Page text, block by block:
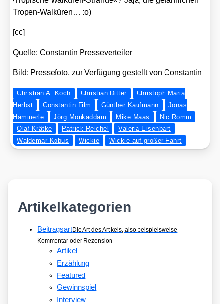
Tro­pen-Wal­kü­ren… :o)
[cc]
Quel­le: Con­stan­tin Pres­se­ver­tei­ler
Bild: Pres­se­fo­to, zur Ver­fü­gung gestellt von Con­stan­tin
Christian A. Koch Christian Ditter
Christoph Maria
Herbst
Constantin Film Günther Kaufmann
Jonas
Hämmerle
Jörg Moukaddam Mike Maas
Nic Romm
Olaf Krätke
Patrick Reichel
Valeria Eisenbart
Waldemar Kobus
Wickie Wickie auf großer Fahrt
Artikelkategorien
BeitragsartDie Art des Artikels, also beispielsweise
Kommentar oder Rezension
Artikel
Erzählung
Featured
Gewinnspiel
Interview